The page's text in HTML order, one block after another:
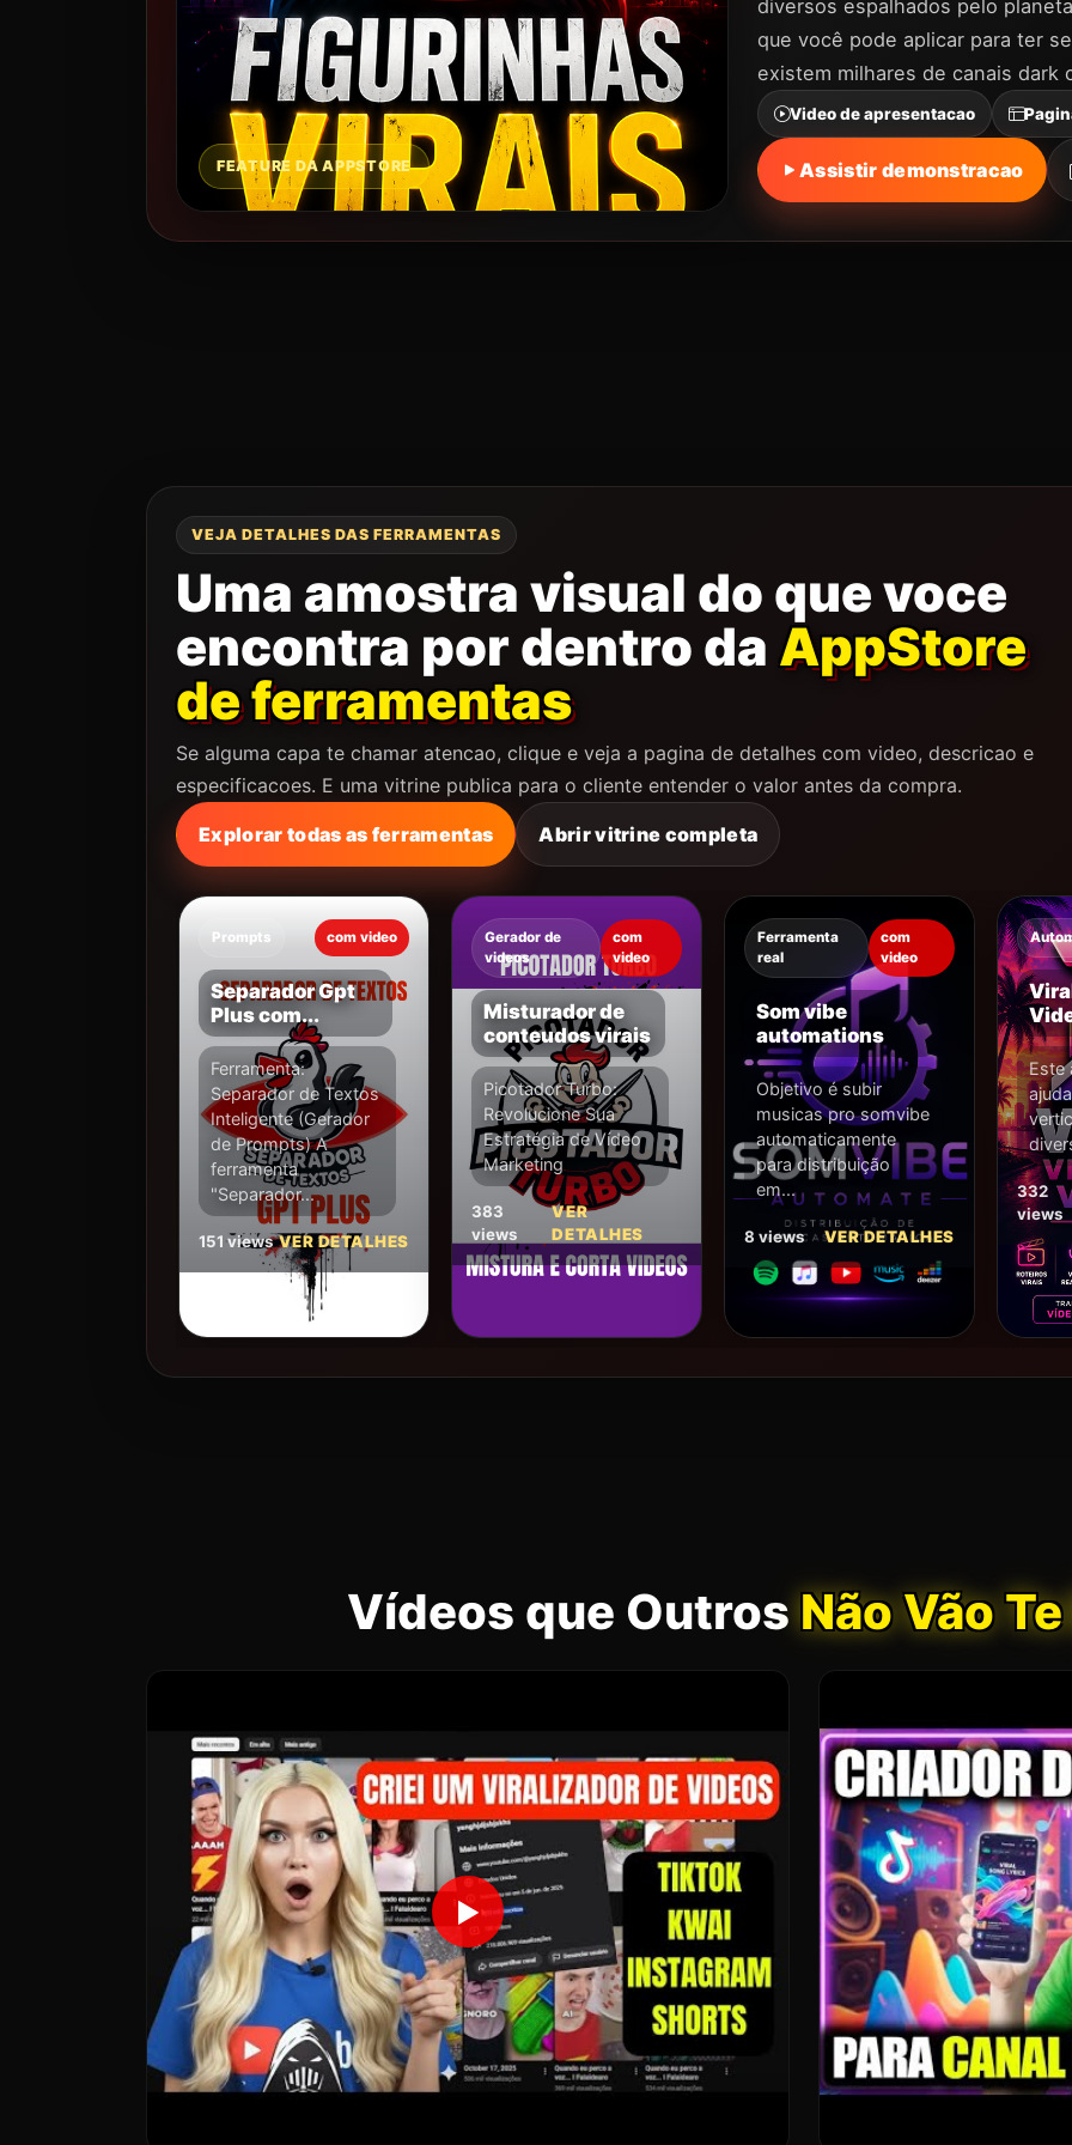
FEATURE DA APPSTORE
diversos espalhados pelo
que você pode aplicar para ter
existem milhares de canais dark
Video de apresentacao
Assistir demonstracao
VEJA DETALHES DAS FERRAMENTAS
Uma amostra visual do que voce
encontra por dentro da AppStore
de ferramentas
Se alguma capa te chamar atencao, clique e veja a pagina de detalhes com video, descricao e
especificacoes. E uma vitrine publica para o cliente entender o valor antes da compra.
Explorar todas as ferramentas Abrir vitrine completa
Prompts com video
Separador Gpt
Plus com...
Ferramenta:
Separador de Textos
Inteligente (Gerador
de Prompts) A
ferramenta
"Separador...
151 views VER DETALHES
Gerador de
videos
com
video
Misturador de
conteudos virais
Picotador Turbo:
Revolucione Sua
Estratégia de Vídeo
Marketing
383
views
VER
DETALHES
Ferramenta
real
com
video
Som vibe
automations
Objetivo é subir
musicas pro somvibe
automaticamente
para distribuição
em...
8 views VER DETALHES
Este
332
views
Vídeos que OutrosNão Vão
▶